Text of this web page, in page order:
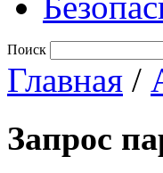
Поиск
Главная /
Запрос